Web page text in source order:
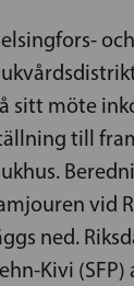
sitt möte
till
vid
ned.
Kivi